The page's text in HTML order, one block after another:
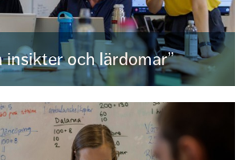
insikter och lärdomar”